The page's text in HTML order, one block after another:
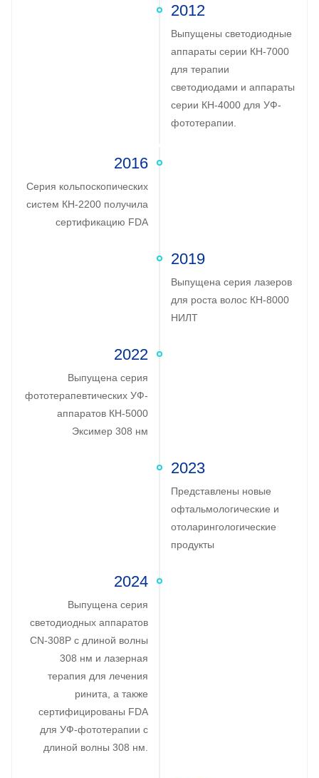
2012
Выпущены светодиодные
аппараты серии КН-7000
для терапии
светодиодами и аппараты
серии КН-4000 для УФ-
фототерапии.
2016
Серия кольпоскопических
систем КН-2200 получила
сертификацию FDA
2019
Выпущена серия лазеров
для роста волос КН-8000
НИЛТ
2022
Выпущена серия
фототерапевтических УФ-
аппаратов КН-5000
Эксимер 308 нм
2023
Представлены новые
офтальмологические и
отоларингологические
продукты
2024
Выпущена серия
светодиодных аппаратов
CN-308P с длиной волны
308 нм и лазерная
терапия для лечения
ринита, а также
сертифицированы FDA
для УФ-фототерапии с
длиной волны 308 нм.